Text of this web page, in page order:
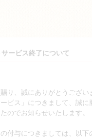
ービス終了について
り、誠にありがとうござい
ビス」につきまして、誠
のでお知らせいたします。
付与につきましては、以下